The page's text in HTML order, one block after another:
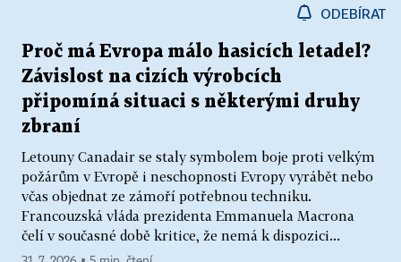
ODEBÍRAT
Proč má Evropa málo hasicích letadel?
Závislost na cizích výrobcích
připomíná situaci s některými druhy
zbraní
Letouny Canadair se staly symbolem boje proti velkým
požárům v Evropě i neschopnosti Evropy vyrábět nebo
včas objednat ze zámoří potřebnou techniku.
Francouzská vláda prezidenta Emmanuela Macrona
čelí v současné době kritice, že nemá k dispozici...